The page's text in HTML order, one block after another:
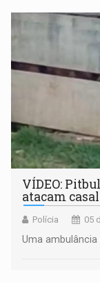
VÍDEO:
atacam
Polícia 05
Uma